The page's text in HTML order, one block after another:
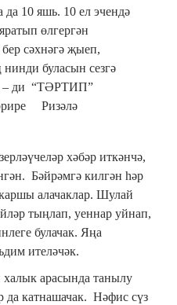
10 яшь. 10 ел эчендә
өлгергән
сәхнәгә җыеп,
буласын сезгә
– ди “ТӘРТИП”
Ризәлә
хәбәр иткәнчә,
Бәйрәмгә килгән һәр
алачаклар. Шулай
тыңлап, уеннар уйнап,
булачак. Яңа
ителәчәк.
халык арасында танылу
да катнашачак. Нәфис сүз